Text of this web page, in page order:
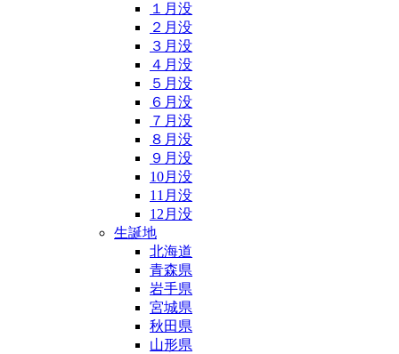
１月没
２月没
３月没
４月没
５月没
６月没
７月没
８月没
９月没
10月没
11月没
12月没
生誕地
北海道
青森県
岩手県
宮城県
秋田県
山形県